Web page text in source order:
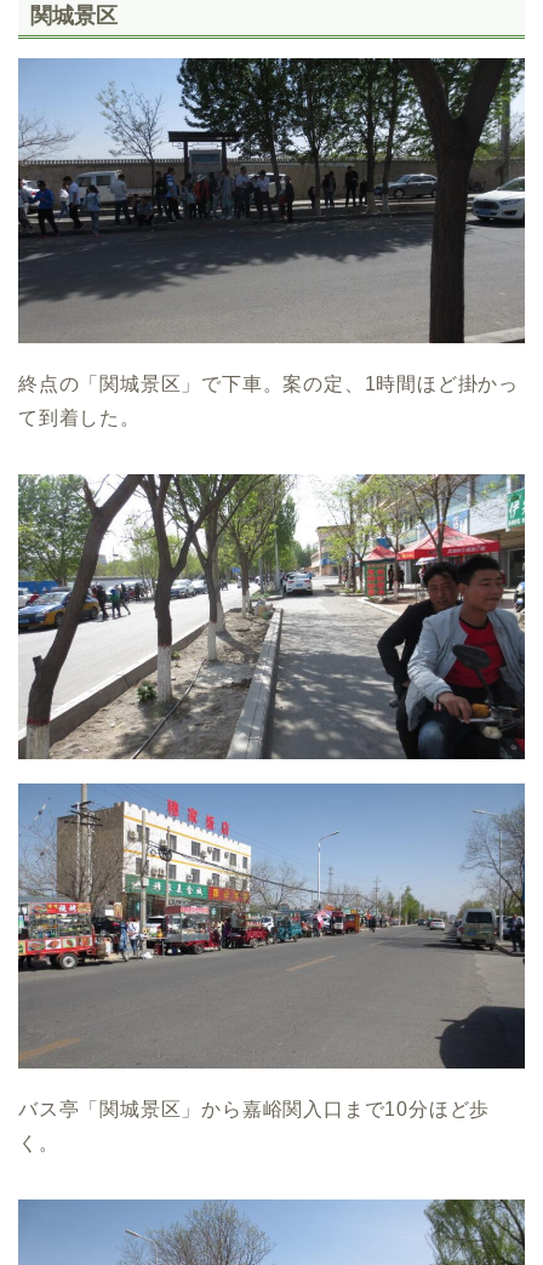
関城景区
終点の「関城景区」で下車。案の定、1時間ほど掛かっ
て到着した。
バス亭「関城景区」から嘉峪関入口まで10分ほど歩
く。